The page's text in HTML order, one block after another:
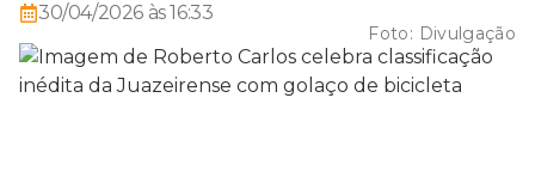
30/04/2026 às 16:33
Foto: Divulgação